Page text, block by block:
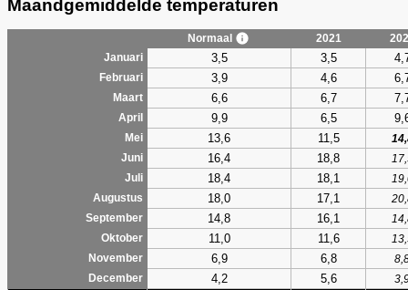
Maandgemiddelde temperaturen
Normaal 2021
Januari
3,5 3,5
Februari 3,9 4,6
Maart 6,6 6,7
April 9,9 6,5
Mei 13,6 11,5
Juni
16,4 18,8
Juli
18,4 18,1
Augustus
18,0 17,1
September
14,8 16,1
Oktober
11,0 11,6
November
6,9 6,8
December
4,2 5,6